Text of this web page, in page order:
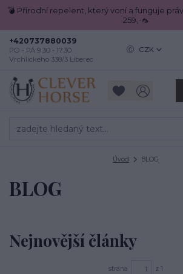
💣 Přírodní repelent, který voní a funguje
259,-🦟
CZK
+420737880039
PO - PÁ 9.30 - 17.30
Vrchlického 338/3 Liberec
Úvod BLOG
BLOG
Nejnovější články
strana z 1